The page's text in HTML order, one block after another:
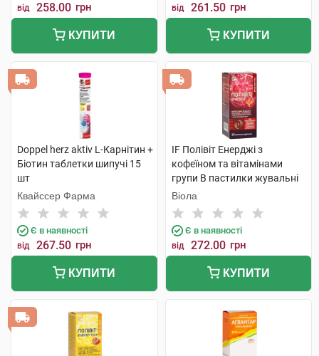
від 258.00 грн
КУПИТИ
від 261.50 грн
КУПИТИ
Doppel herz aktiv L-Карнітин +
Біотин таблетки шипучі 15
шт
Квайссер Фарма
Є в наявності
від 267.50 грн
КУПИТИ
IF Полівіт Енерджі з
кофеїном та вітамінами
групи В пастилки жувальні
30 шт
Віола
Є в наявності
від 272.00 грн
КУПИТИ